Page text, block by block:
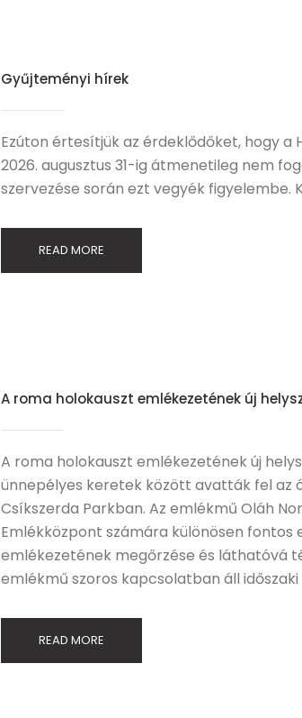
Gyűjteményi hírek
Ezúton értesítjük az érdeklődőket, hogy
2026. augusztus 31-ig átmenetileg nem
szervezése során ezt vegyék figyelembe.
READ MORE
A roma holokauszt emlékezetének új
A roma holokauszt emlékezetének új
ünnepélyes keretek között avatták fel az
Csíkszerda Parkban. Az emlékmű Oláh
Emlékközpont számára különösen
emlékezetének megőrzése és láthatóvá
emlékmű szoros kapcsolatban áll időszaki
READ MORE